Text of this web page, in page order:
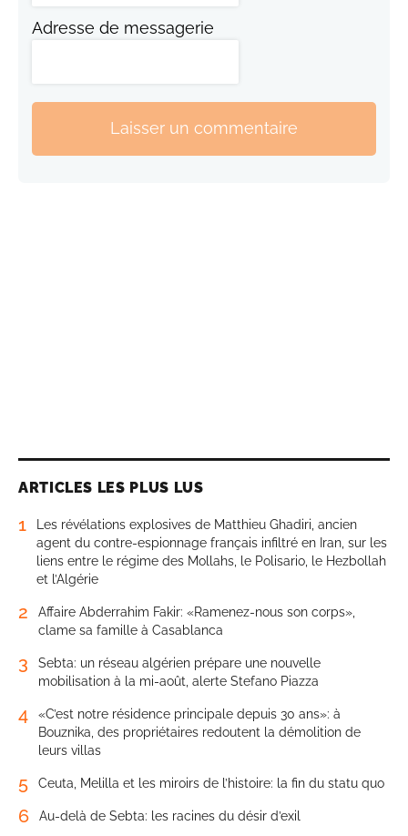
Adresse de messagerie
Laisser un commentaire
ARTICLES LES PLUS LUS
1
Les révélations explosives de Matthieu Ghadiri, ancien
agent du contre-espionnage français infiltré en Iran, sur les
liens entre le régime des Mollahs, le Polisario, le Hezbollah
et l’Algérie
2
Affaire Abderrahim Fakir: «Ramenez-nous son corps»,
clame sa famille à Casablanca
3
Sebta: un réseau algérien prépare une nouvelle
mobilisation à la mi-août, alerte Stefano Piazza
4
«C’est notre résidence principale depuis 30 ans»: à
Bouznika, des propriétaires redoutent la démolition de
leurs villas
5 Ceuta, Melilla et les miroirs de l’histoire: la fin du statu quo
6 Au-delà de Sebta: les racines du désir d’exil